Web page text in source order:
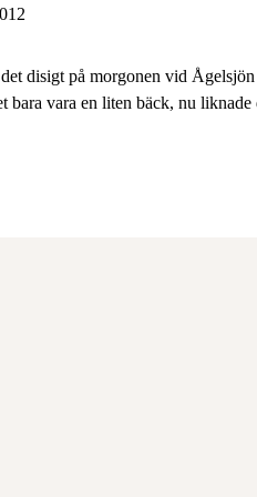
disigt på morgonen vid
vara en liten bäck, nu